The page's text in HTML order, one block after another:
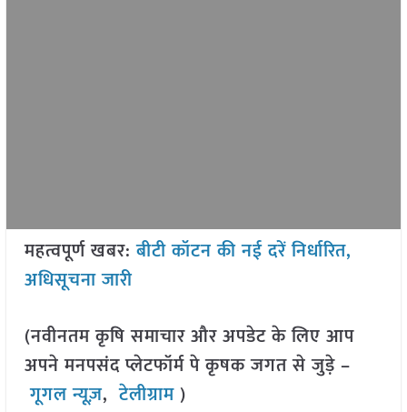
महत्वपूर्ण खबर:बीटी कॉटन की नई दरें निर्धारित,
अधिसूचना जारी
(नवीनतम कृषि समाचार और अपडेट के लिए आप
अपने मनपसंद प्लेटफॉर्म पे कृषक जगत से जुड़े –
गूगल न्यूज़,टेलीग्राम )